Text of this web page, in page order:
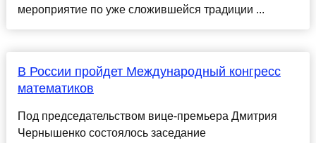
мероприятие по уже сложившейся традиции ...
В России пройдет Международный конгресс
математиков
Под председательством вице-премьера Дмитрия
Чернышенко состоялось заседание